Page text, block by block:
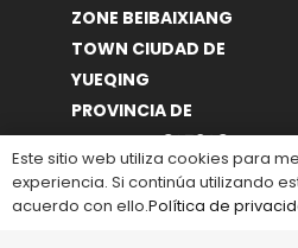
ZONE BEIBAIXIANG
TOWN CIUDAD DE
YUEQING
PROVINCIA DE
ZHEJIANG.325603.
CHINA.
E-Mail:
Este sitio web utiliza cookies para
experiencia. Si continúa utilizando
acuerdo con ello.Política de